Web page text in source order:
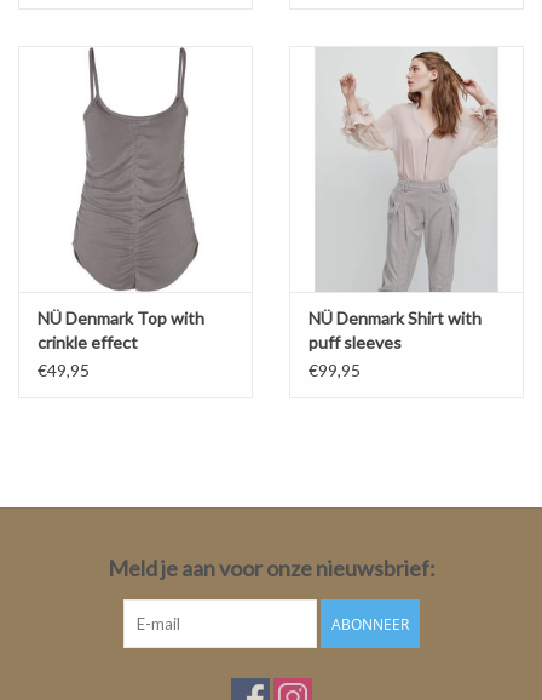
NÜ Denmark Top with
crinkle effect
€49,95
NÜ Denmark Shirt with
puff sleeves
€99,95
Meld je aan voor onze nieuwsbrief:
ABONNEER